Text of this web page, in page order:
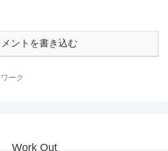
メントを書き込む
ーク
Work Out